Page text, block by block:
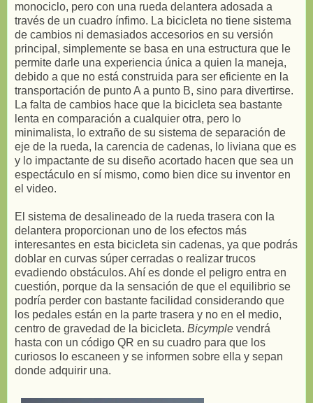
monociclo, pero con una rueda delantera adosada a
través de un cuadro ínfimo. La bicicleta no tiene sistema
de cambios ni demasiados accesorios en su versión
principal, simplemente se basa en una estructura que le
permite darle una experiencia única a quien la maneja,
debido a que no está construida para ser eficiente en la
transportación de punto A a punto B, sino para divertirse.
La falta de cambios hace que la bicicleta sea bastante
lenta en comparación a cualquier otra, pero lo
minimalista, lo extraño de su sistema de separación de
eje de la rueda, la carencia de cadenas, lo liviana que es
y lo impactante de su diseño acortado hacen que sea un
espectáculo en sí mismo, como bien dice su inventor en
el video.
El sistema de desalineado de la rueda trasera con la
delantera proporcionan uno de los efectos más
interesantes en esta bicicleta sin cadenas, ya que podrás
doblar en curvas súper cerradas o realizar trucos
evadiendo obstáculos. Ahí es donde el peligro entra en
cuestión, porque da la sensación de que el equilibrio se
podría perder con bastante facilidad considerando que
los pedales están en la parte trasera y no en el medio,
centro de gravedad de la bicicleta. Bicymple vendrá
hasta con un código QR en su cuadro para que los
curiosos lo escaneen y se informen sobre ella y sepan
donde adquirir una.